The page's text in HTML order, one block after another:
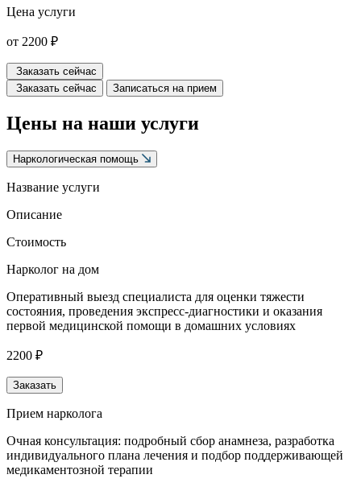
Цена услуги
от 2200 ₽
Заказать сейчас
Заказать сейчас
Записаться на прием
Цены на наши услуги
Наркологическая помощь
Название услуги
Описание
Стоимость
Нарколог на дом
Оперативный выезд специалиста для оценки тяжести
состояния, проведения экспресс-диагностики и оказания
первой медицинской помощи в домашних условиях
2200 ₽
Заказать
Прием нарколога
Очная консультация: подробный сбор анамнеза, разработка
индивидуального плана лечения и подбор поддерживающей
медикаментозной терапии